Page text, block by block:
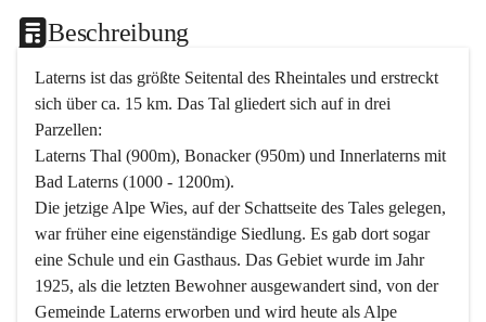
Beschreibung
Laterns ist das größte Seitental des Rheintales und erstreckt
sich über ca. 15 km. Das Tal gliedert sich auf in drei
Parzellen:
Laterns Thal (900m), Bonacker (950m) und Innerlaterns mit
Bad Laterns (1000 - 1200m).
Die jetzige Alpe Wies, auf der Schattseite des Tales gelegen,
war früher eine eigenständige Siedlung. Es gab dort sogar
eine Schule und ein Gasthaus. Das Gebiet wurde im Jahr
1925, als die letzten Bewohner ausgewandert sind, von der
Gemeinde Laterns erworben und wird heute als Alpe